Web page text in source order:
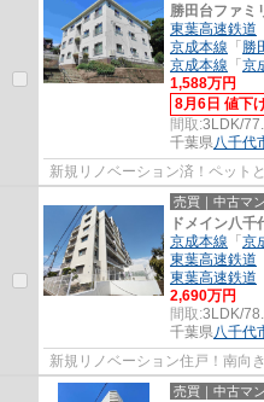
勝田台ファミ
東葉高速鉄道
京成本線 「 勝
京成本線 「 京
1,588万円
8月6日 値下
間取:3LDK/
千葉県八千代
新規リノベーション済！ペット
売買｜中古マ
ドメイン八千
京成本線 「 京
東葉高速鉄道
東葉高速鉄道
2,690万円
間取:3LDK/
千葉県八千代
新規リノベーション住戸！南向
売買｜中古マ